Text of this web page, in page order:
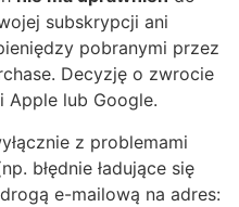
subskrypcji ani
pobranymi przez
Decyzję o zwrocie
Apple lub Google.
z problemami
błędnie ładujące się
e-mailową na adres: